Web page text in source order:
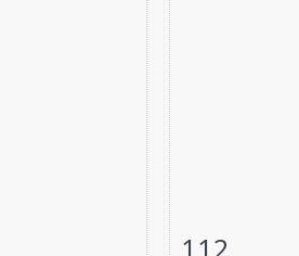
Fiche détaillée
112